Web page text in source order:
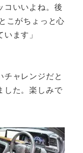
コいいよね。後
こがちょっと心
ます」
チャレンジだと
した。楽しみで